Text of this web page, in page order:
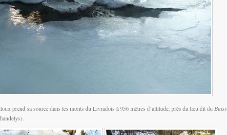
prend sa source dans les monts du Livradois à 956 mètres d’altitude, près du lieu dit du